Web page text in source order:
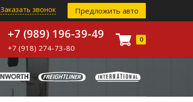
Заказать звонок Предложить авто
+7 (989) 196-39-49
+7 (918) 274-73-80
0